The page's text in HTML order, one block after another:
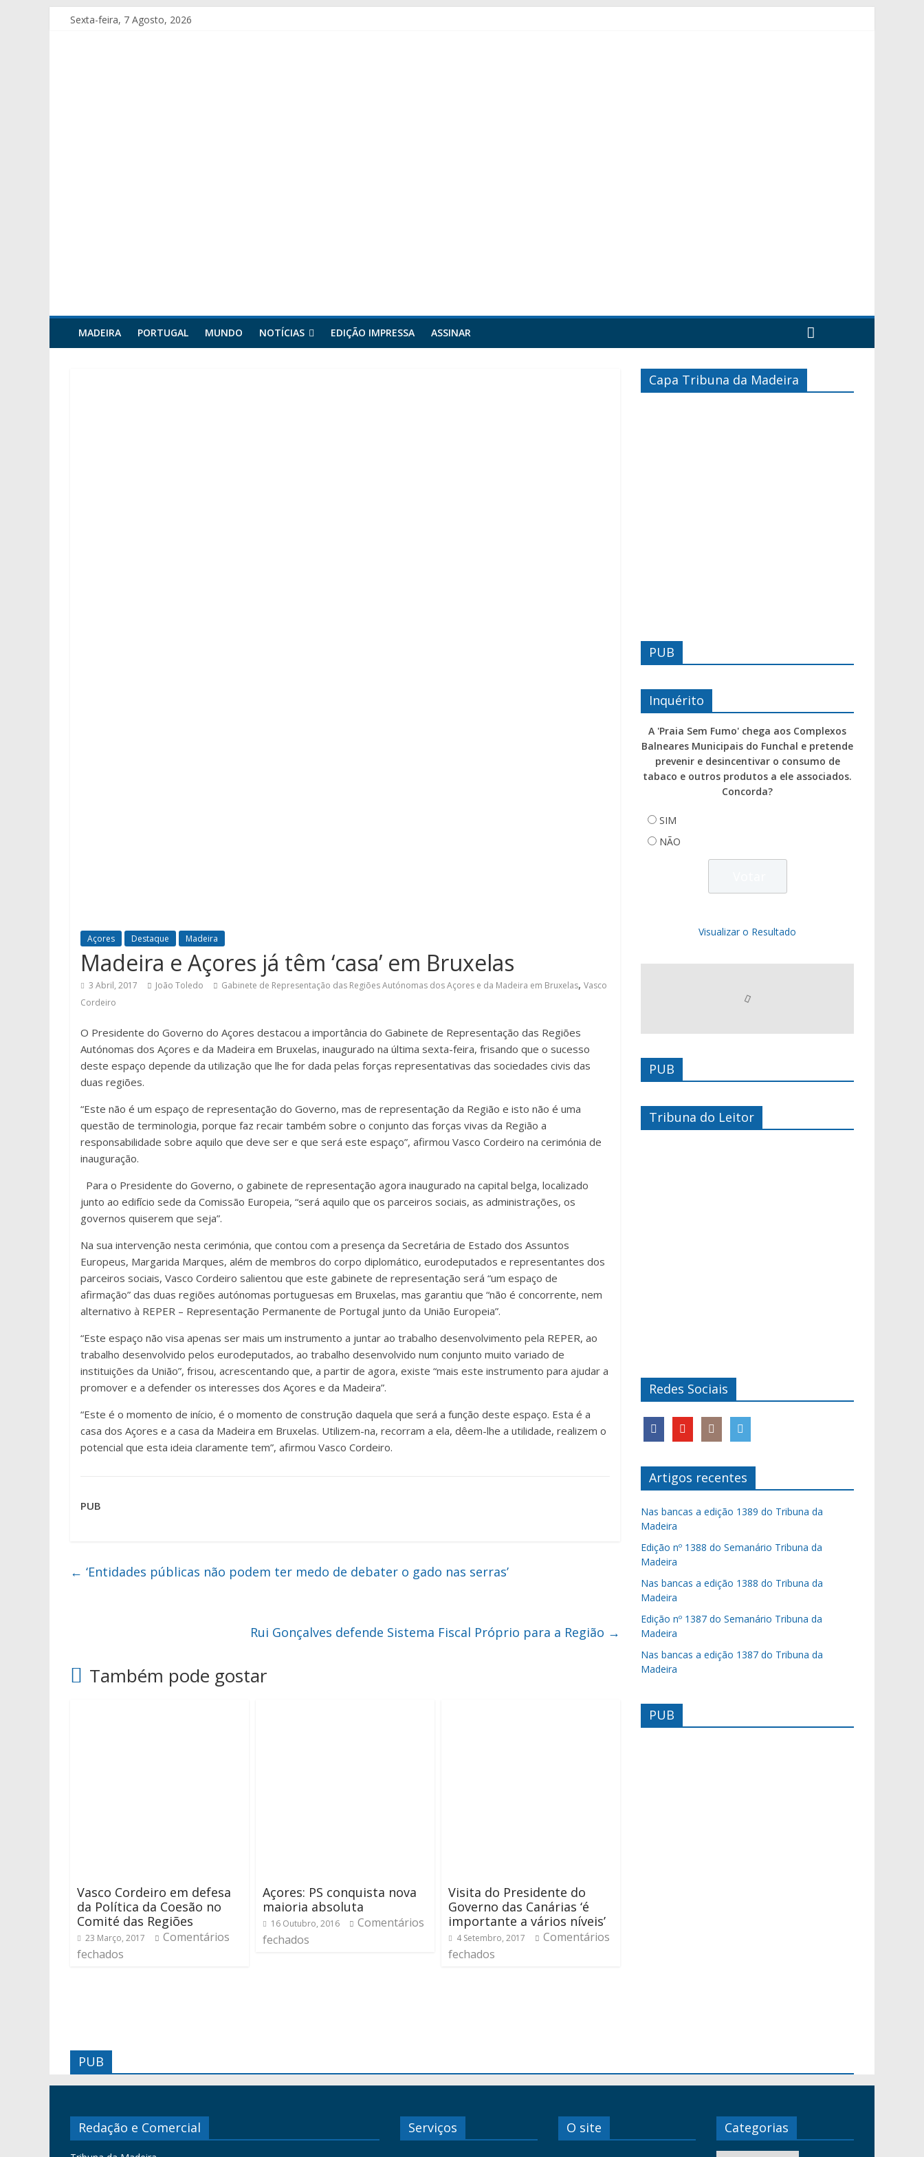
Sexta-feira, 7 Agosto, 2026
MADEIRA PORTUGAL MUNDO NOTÍCIAS EDIÇÃO IMPRESSA ASSINAR
Açores Destaque Madeira
Madeira e Açores já têm ‘casa’ em Bruxelas
3 Abril, 2017 João Toledo Gabinete de Representação das Regiões Autónomas dos Açores e da Madeira em Bruxelas, Vasco
Cordeiro
O Presidente do Governo do Açores destacou a importância do Gabinete de Representação das Regiões
Autónomas dos Açores e da Madeira em Bruxelas, inaugurado na última sexta-feira, frisando que o sucesso
deste espaço depende da utilização que lhe for dada pelas forças representativas das sociedades civis das
duas regiões.
“Este não é um espaço de representação do Governo, mas de representação da Região e isto não é uma
questão de terminologia, porque faz recair também sobre o conjunto das forças vivas da Região a
responsabilidade sobre aquilo que deve ser e que será este espaço”, afirmou Vasco Cordeiro na cerimónia de
inauguração.
Para o Presidente do Governo, o gabinete de representação agora inaugurado na capital belga, localizado
junto ao edifício sede da Comissão Europeia, “será aquilo que os parceiros sociais, as administrações, os
governos quiserem que seja”.
Na sua intervenção nesta cerimónia, que contou com a presença da Secretária de Estado dos Assuntos
Europeus, Margarida Marques, além de membros do corpo diplomático, eurodeputados e representantes dos
parceiros sociais, Vasco Cordeiro salientou que este gabinete de representação será “um espaço de
afirmação” das duas regiões autónomas portuguesas em Bruxelas, mas garantiu que “não é concorrente, nem
alternativo à REPER – Representação Permanente de Portugal junto da União Europeia”.
“Este espaço não visa apenas ser mais um instrumento a juntar ao trabalho desenvolvimento pela REPER, ao
trabalho desenvolvido pelos eurodeputados, ao trabalho desenvolvido num conjunto muito variado de
instituições da União”, frisou, acrescentando que, a partir de agora, existe “mais este instrumento para ajudar a
promover e a defender os interesses dos Açores e da Madeira”.
“Este é o momento de início, é o momento de construção daquela que será a função deste espaço. Esta é a
casa dos Açores e a casa da Madeira em Bruxelas. Utilizem-na, recorram a ela, dêem-lhe a utilidade, realizem o
potencial que esta ideia claramente tem”, afirmou Vasco Cordeiro.
PUB
← ‘Entidades públicas não podem ter medo de debater o gado nas serras’
Rui Gonçalves defende Sistema Fiscal Próprio para a Região →
Também pode gostar
Vasco Cordeiro em defesa
da Política da Coesão no
Comité das Regiões
23 Março, 2017
Comentários
fechados
Açores: PS conquista nova
maioria absoluta
16 Outubro, 2016
Comentários
fechados
Visita do Presidente do
Governo das Canárias ‘é
importante a vários níveis’
4 Setembro, 2017
Comentários
fechados
Capa Tribuna da Madeira
PUB
Inquérito
A 'Praia Sem Fumo' chega aos Complexos
Balneares Municipais do Funchal e pretende
prevenir e desincentivar o consumo de
tabaco e outros produtos a ele associados.
Concorda?
SIM
NÃO
Visualizar o Resultado
PUB
Tribuna do Leitor
Redes Sociais
Artigos recentes
Nas bancas a edição 1389 do Tribuna da
Madeira
Edição nº 1388 do Semanário Tribuna da
Madeira
Nas bancas a edição 1388 do Tribuna da
Madeira
Edição nº 1387 do Semanário Tribuna da
Madeira
Nas bancas a edição 1387 do Tribuna da
Madeira
PUB
PUB
Redação e Comercial Serviços O site Categorias